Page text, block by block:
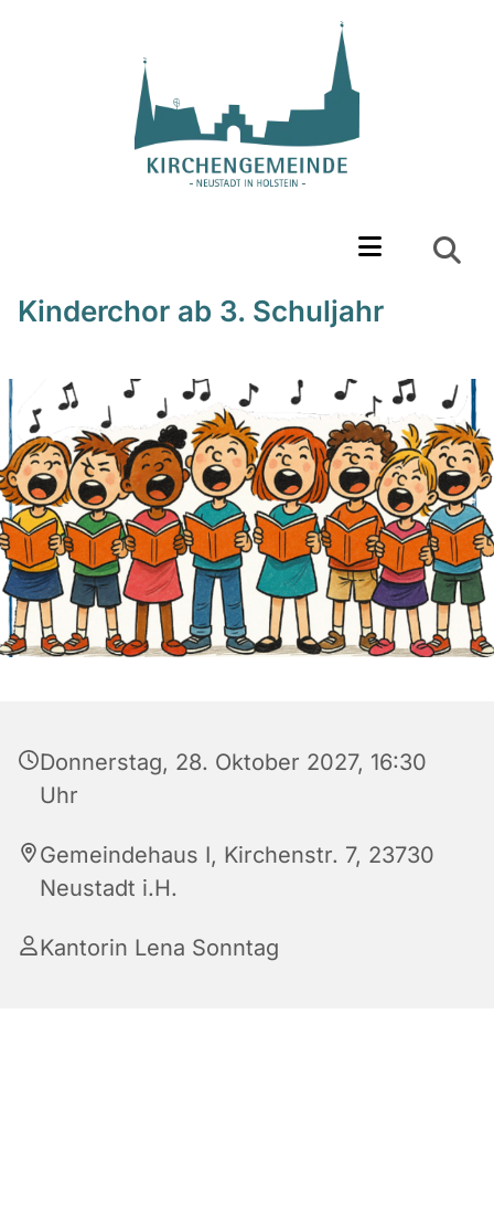
Kinderchor ab 3. Schuljahr
Donnerstag, 28. Oktober 2027, 16:30
Uhr
Gemeindehaus I, Kirchenstr. 7, 23730
Neustadt i.H.
Kantorin Lena Sonntag